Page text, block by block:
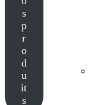
s
p
r
o
d
u
it
s